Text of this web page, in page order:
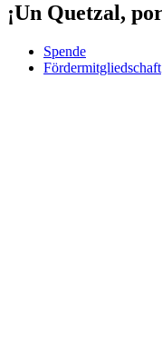
¡Un Quetzal,
Spende
Fördermitgliedschaft